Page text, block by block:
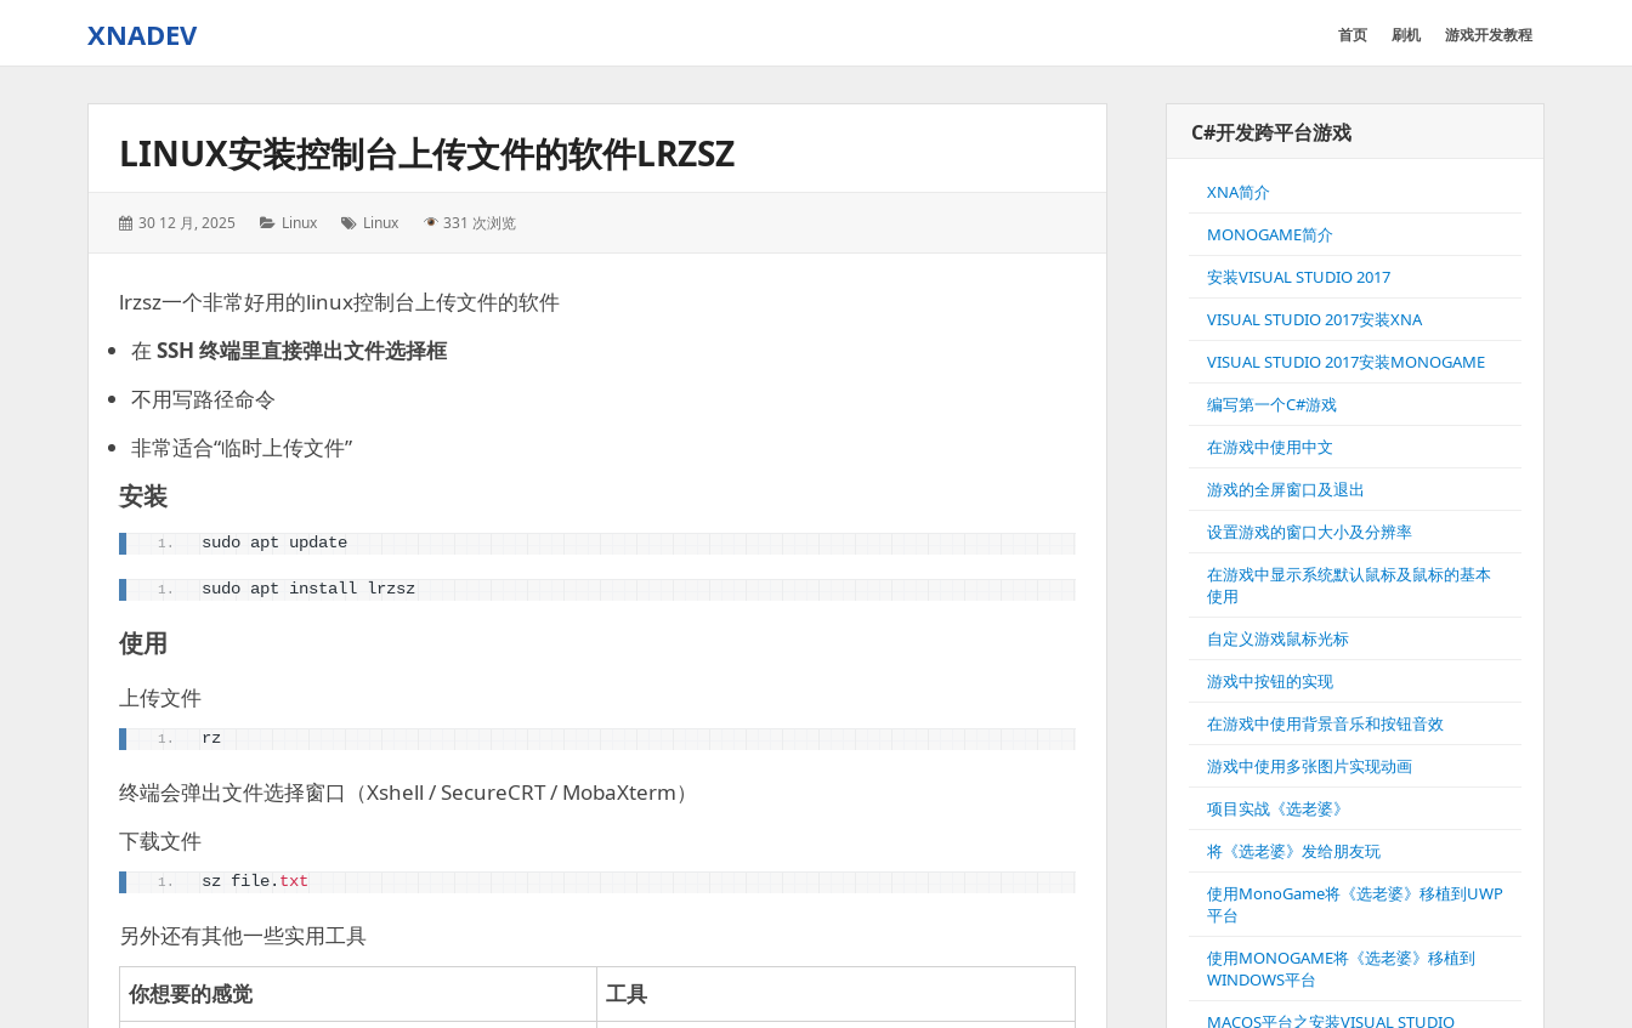
XNADEV 首页 刷机 游戏开发教程
LINUX安装控制台上传文件的软件LRZSZ
Posted
30 12 月, 2025 Categories:
Linux Tags:
Linux 331 次浏览
lrzsz一个非常好用的linux控制台上传文件的软件
在 SSH 终端里直接弹出文件选择框
不用写路径命令
非常适合“临时上传文件”
安装
sudo apt update
sudo apt install lrzsz
使用
上传文件
rz
终端会弹出文件选择窗口（Xshell / SecureCRT / MobaXterm）
下载文件
sz file. txt
另外还有其他一些实用工具
你想要的感觉
工具
C#开发跨平台游戏
XNA简介
MONOGAME简介
安装VISUAL STUDIO 2017
VISUAL STUDIO 2017安装XNA
VISUAL STUDIO 2017安装MONOGAME
编写第一个C#游戏
在游戏中使用中文
游戏的全屏窗口及退出
设置游戏的窗口大小及分辨率
在游戏中显示系统默认鼠标及鼠标的基本
使用
自定义游戏鼠标光标
游戏中按钮的实现
在游戏中使用背景音乐和按钮音效
游戏中使用多张图片实现动画
项目实战《选老婆》
将《选老婆》发给朋友玩
使用MonoGame将《选老婆》移植到UWP
平台
使用MONOGAME将《选老婆》移植到
WINDOWS平台
MACOS平台之安装VISUAL STUDIO